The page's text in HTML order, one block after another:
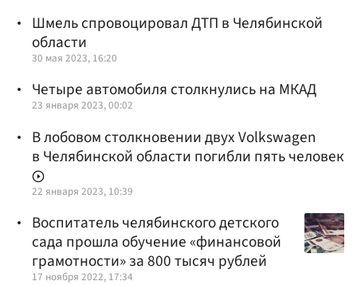
Шмель спровоцировал ДТП в Челябинской
области
30 мая 2023, 16:20
Четыре автомобиля столкнулись на МКАД
23 января 2023, 00:02
В лобовом столкновении двух Volkswagen
в Челябинской области погибли пять человек
22 января 2023, 10:39
Воспитатель челябинского детского
сада прошла обучение «финансовой
грамотности» за 800 тысяч рублей
17 ноября 2022, 17:34